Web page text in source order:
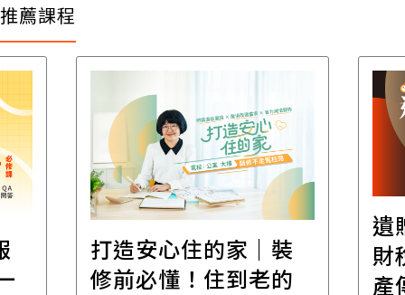
推薦課程
打造安心住的家｜裝
修前必懂！住到老的
遺
財
產